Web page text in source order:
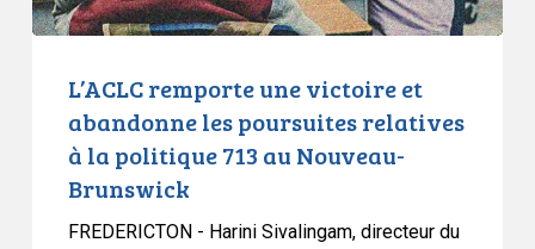
à
Nouveau-
Brunswick
L’ACLC remporte une victoire et
abandonne les poursuites relatives
à la politique 713 au Nouveau-
Brunswick
FREDERICTON - Harini Sivalingam, directeur du